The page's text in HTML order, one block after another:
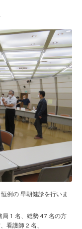
例の 早朝健診を行いま
1 名、総勢 47 名の方
看護師 2 名、